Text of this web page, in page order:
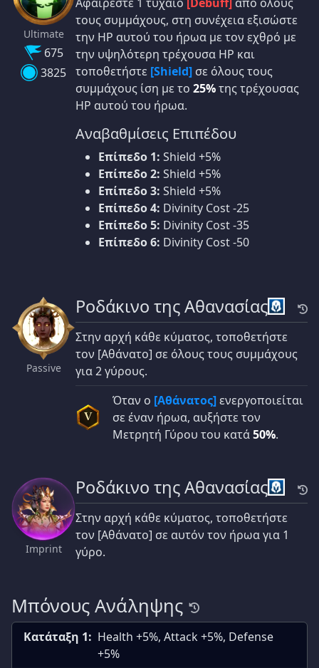
Ultimate
675
3825
Αφαιρέστε 1 τυχαίο [Debuff] από όλους
τους συμμάχους, στη συνέχεια εξισώστε
την HP αυτού του ήρωα με τον εχθρό με
την υψηλότερη τρέχουσα HP και
τοποθετήστε [Shield] σε όλους τους
συμμάχους ίση με το 25%της τρέχουσας
HP αυτού του ήρωα.
Αναβαθμίσεις Επιπέδου
Επίπεδο 1: Shield +5%
Επίπεδο 2: Shield +5%
Επίπεδο 3: Shield +5%
Επίπεδο 4: Divinity Cost -25
Επίπεδο 5: Divinity Cost -35
Επίπεδο 6: Divinity Cost -50
Passive
Ροδάκινο της Αθανασίας
Στην αρχή κάθε κύματος, τοποθετήστε
τον [Αθάνατο] σε όλους τους συμμάχους
για 2 γύρους.
V
Όταν ο [Αθάνατος]ενεργοποιείται
σε έναν ήρωα, αυξήστε τον
Μετρητή Γύρου του κατά50%.
Imprint
Ροδάκινο της Αθανασίας
Στην αρχή κάθε κύματος, τοποθετήστε
τον [Αθάνατο] σε αυτόν τον ήρωα για 1
γύρο.
Μπόνους Ανάληψης
Κατάταξη 1: Health +5%, Attack +5%, Defense
+5%